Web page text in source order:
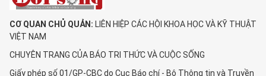
CƠ QUAN CHỦ QUẢN: LIÊN HIỆP CÁC HỘI KHOA HỌC VÀ KỸ THUẬT
VIỆT NAM
CHUYÊN TRANG CỦA BÁO TRI THỨC VÀ CUỘC SỐNG
Giấy phép số 01/GP-CBC do Cục Báo chí - Bộ Thông tin và Truyền